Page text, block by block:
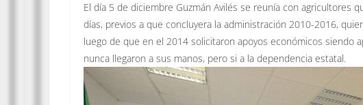
El día 5 de diciembre Guzmán Avilés se reunía con agricultores
días, previos a que concluyera la administración 2010-2016,
luego de que en el 2014 solicitaron apoyos económicos siendo
nunca llegaron a sus manos, pero si a la dependencia estatal.